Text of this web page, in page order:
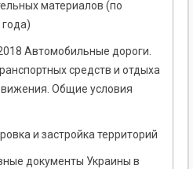
материалов (по
Автомобильные дороги.
средств и отдыха
Общие условия
и застройка территорий
документы Украины в